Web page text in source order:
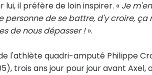
lui, il préfère de loin inspirer. « Je
personne de se battre, d'y croire, ça
de nous dépasser !».
l'athlète quadri-amputé Philippe
trois ans jour pour jour avant Axel,